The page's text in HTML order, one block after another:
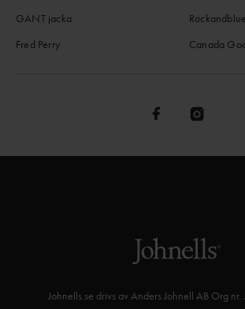
GANT jacka
Fred Perry
Rockandblue
Canada
Johnells.se drivs av Anders Johnell AB Org